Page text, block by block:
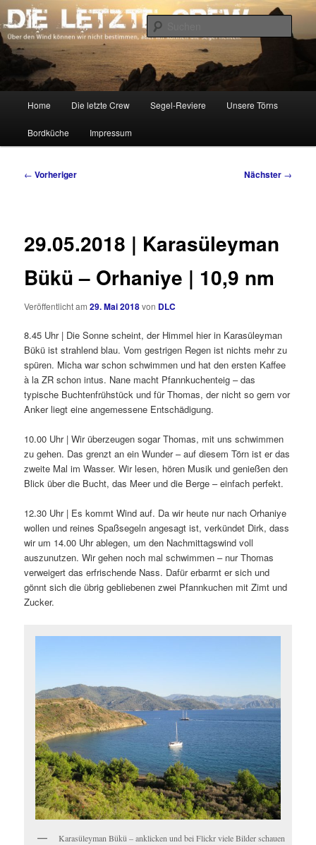
Zum
primären
Inhalt
springenDIE LETZTE CREW
Über den Wind können wir nicht bestimmen, aber wir können die Segel
richten.
Home Die letzte Crew Segel-Reviere Unsere Törns
Bordküche Impressum
Beitragsnavigation
← Vorheriger Nächster →
29.05.2018 | Karasüleyman
Bükü – Orhaniye | 10,9 nm
Veröffentlicht am29. Mai 2018von DLC
8.45 Uhr | Die Sonne scheint, der Himmel hier in Karasüleyman
Bükü ist strahlend blau. Vom gestrigen Regen ist nichts mehr zu
spüren. Micha war schon schwimmen und hat den ersten Kaffee
à la ZR schon intus. Nane macht Pfannkuchenteig – das
typische Buchtenfrühstück und für Thomas, der nicht so gern vor
Anker liegt eine angemessene Entschädigung.
10.00 Uhr | Wir überzeugen sogar Thomas, mit uns schwimmen
zu gehen. Das grenzt an ein Wunder – auf diesem Törn ist er das
zweite Mal im Wasser. Wir lesen, hören Musik und genießen den
Blick über die Bucht, das Meer und die Berge – einfach perfekt.
12.30 Uhr | Es kommt Wind auf. Da wir heute nur nach Orhaniye
wollen und reines Spaßsegeln angesagt ist, verkündet Dirk, dass
wir um 14.00 Uhr ablegen, um den Nachmittagswind voll
auszunutzen. Wir gehen noch mal schwimmen – nur Thomas
verweigert das erfrischende Nass. Dafür erbarmt er sich und
gönnt sich die übrig gebliebenen zwei Pfannkuchen mit Zimt und
Zucker.
Karasüleyman Bükü – anklicken und bei Flickr viele Bilder schauen